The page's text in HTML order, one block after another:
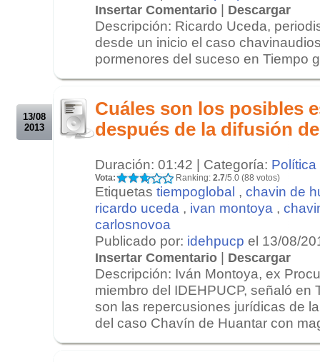
Insertar Comentario | Descargar
Descripción: Ricardo Uceda,
desde un inicio el caso
pormenores del suceso en Tiempo
13/08
2013
Cuáles son los posibles
después de la difusión
Duración: 01:42 | Categoría: Política
Vota: Ranking: 2.7/5.0 (88 votos)
Etiquetas tiempoglobal , chavin de
ricardo uceda , ivan montoya ,
carlosnovoa
Publicado por: idehpucp el 13/08/
Insertar Comentario | Descargar
Descripción: Iván Montoya, ex
miembro del IDEHPUCP, señaló en
son las repercusiones jurídicas de
del caso Chavín de Huantar con